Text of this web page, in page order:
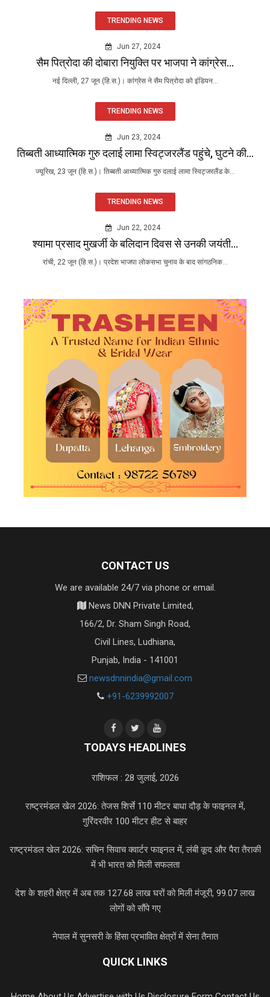
TRENDING NEWS
Jun 27, 2024
सैम पित्रोदा की दोबारा नियुक्ति पर भाजपा ने कांग्रेस...
नई दिल्ली, 27 जून (हि.स.)। कांग्रेस ने सैम पित्रोदा को इंडियन...
TRENDING NEWS
Jun 23, 2024
तिब्बती आध्यात्मिक गुरु दलाई लामा स्विट्जरलैंड पहुंचे, घुटने की...
ज्यूरिख, 23 जून (हि.स.)। तिब्बती आध्यात्मिक गुरु दलाई लामा स्विट्जरलैंड के...
TRENDING NEWS
Jun 22, 2024
श्यामा प्रसाद मुखर्जी के बलिदान दिवस से उनकी जयंती...
रांची, 22 जून (हि.स.)। प्रदेश भाजपा लोकसभा चुनाव के बाद सांगठनिक...
CONTACT US
We are available 24/7 via phone or email.
News DNN Private Limited,
166/2, Dr. Sham Singh Road,
Civil Lines, Ludhiana,
Punjab, India - 141001
newsdnnindia@gmail.com
+91-6239992007
TODAYS HEADLINES
राशिफल : 28 जुलाई, 2026
राष्ट्रमंडल खेल 2026: तेजस शिर्से 110 मीटर बाधा दौड़ के फाइनल में,
गुरिंदरवीर 100 मीटर हीट से बाहर
राष्ट्रमंडल खेल 2026: सचिन सिवाच क्वार्टर फाइनल में, लंबी कूद और पैरा तैराकी
में भी भारत को मिली सफलता
देश के शहरी क्षेत्र में अब तक 127.68 लाख घरों को मिली मंजूरी, 99.07 लाख
लोगों को सौंपे गए
नेपाल में सुनसरी के हिंसा प्रभावित क्षेत्रों में सेना तैनात
QUICK LINKS